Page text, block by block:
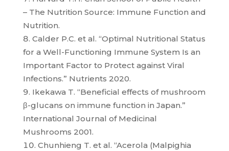
– The Nutrition Source: Immune Function and
Nutrition.
Calder P.C. et al. “Optimal Nutritional Status
for a Well-Functioning Immune System Is an
Important Factor to Protect against Viral
Infections.” Nutrients 2020.
Ikekawa T. “Beneficial effects of mushroom
β-glucans on immune function in Japan.”
International Journal of Medicinal
Mushrooms 2001.
Chunhieng T. et al. “Acerola (Malpighia